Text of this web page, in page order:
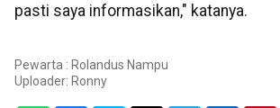
pasti saya informasikan," katanya.
Pewarta : Rolandus Nampu
Uploader: Ronny